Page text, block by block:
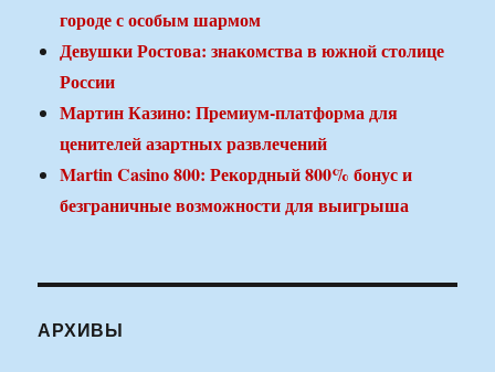
городе с особым шармом
Девушки Ростова: знакомства в южной столице
России
Мартин Казино: Премиум-платформа для
ценителей азартных развлечений
Martin Casino 800: Рекордный 800% бонус и
безграничные возможности для выигрыша
АРХИВЫ